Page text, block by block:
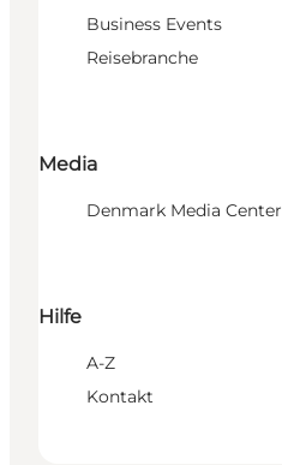
Business Events
Reisebranche
Media
Denmark Media Center
Hilfe
A-Z
Kontakt